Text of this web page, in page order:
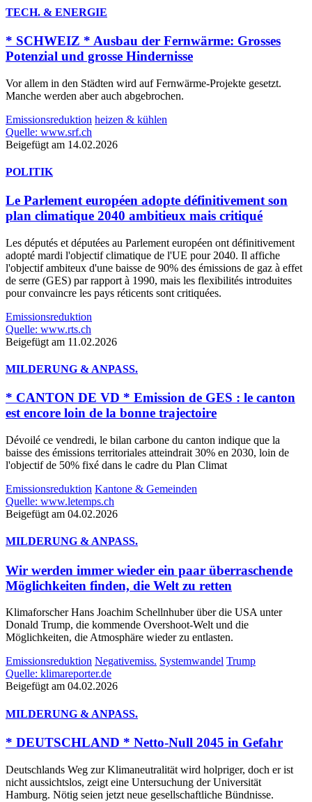
TECH. & ENERGIE
* SCHWEIZ * Ausbau der Fernwärme: Grosses
Potenzial und grosse Hindernisse
Vor allem in den Städten wird auf Fernwärme-Projekte gesetzt.
Manche werden aber auch abgebrochen.
Emissionsreduktion heizen & kühlen
Quelle: www.srf.ch
Beigefügt am 14.02.2026
POLITIK
Le Parlement européen adopte définitivement son
plan climatique 2040 ambitieux mais critiqué
Les députés et députées au Parlement européen ont définitivement
adopté mardi l'objectif climatique de l'UE pour 2040. Il affiche
l'objectif ambiteux d'une baisse de 90% des émissions de gaz à effet
de serre (GES) par rapport à 1990, mais les flexibilités introduites
pour convaincre les pays réticents sont critiquées.
Emissionsreduktion
Quelle: www.rts.ch
Beigefügt am 11.02.2026
MILDERUNG & ANPASS.
* CANTON DE VD * Emission de GES : le canton
est encore loin de la bonne trajectoire
Dévoilé ce vendredi, le bilan carbone du canton indique que la
baisse des émissions territoriales atteindrait 30% en 2030, loin de
l'objectif de 50% fixé dans le cadre du Plan Climat
Emissionsreduktion Kantone & Gemeinden
Quelle: www.letemps.ch
Beigefügt am 04.02.2026
MILDERUNG & ANPASS.
Wir werden immer wieder ein paar überraschende
Möglichkeiten finden, die Welt zu retten
Klimaforscher Hans Joachim Schellnhuber über die USA unter
Donald Trump, die kommende Overshoot-Welt und die
Möglichkeiten, die Atmosphäre wieder zu entlasten.
Emissionsreduktion Negativemiss. Systemwandel Trump
Quelle: klimareporter.de
Beigefügt am 04.02.2026
MILDERUNG & ANPASS.
* DEUTSCHLAND * Netto-Null 2045 in Gefahr
Deutschlands Weg zur Klimaneutralität wird holpriger, doch er ist
nicht aussichtslos, zeigt eine Untersuchung der Universität
Hamburg. Nötig seien jetzt neue gesellschaftliche Bündnisse.